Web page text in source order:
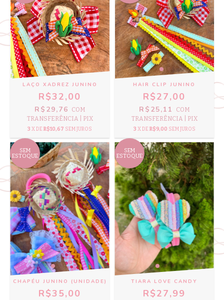
LAÇO XADREZ JUNINO
R$32,00
R$29,76
COM
TRANSFERÊNCIA | PIX
3 X DE R$10,67 SEM JUROS
HAIR CLIP JUNINO
R$27,00
R$25,11
COM
TRANSFERÊNCIA | PIX
3 X DE R$9,00 SEM JUROS
SEM
ESTOQUE
CHAPÉU JUNINO (UNIDADE)
R$35,00
SEM
ESTOQUE
TIARA LOVE CANDY
R$27,99